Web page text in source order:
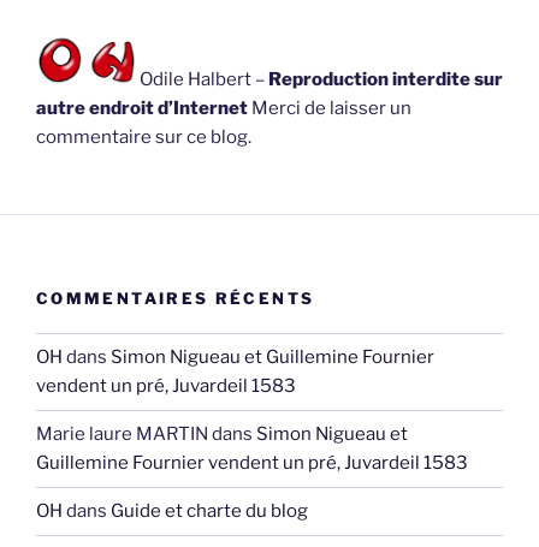
Odile Halbert – Reproduction interdite sur
autre endroit d’Internet Merci de laisser un
commentaire sur ce blog.
COMMENTAIRES RÉCENTS
OH dans Simon Nigueau et Guillemine Fournier
vendent un pré, Juvardeil 1583
Marie laure MARTIN dans Simon Nigueau et
Guillemine Fournier vendent un pré, Juvardeil 1583
OH dans Guide et charte du blog